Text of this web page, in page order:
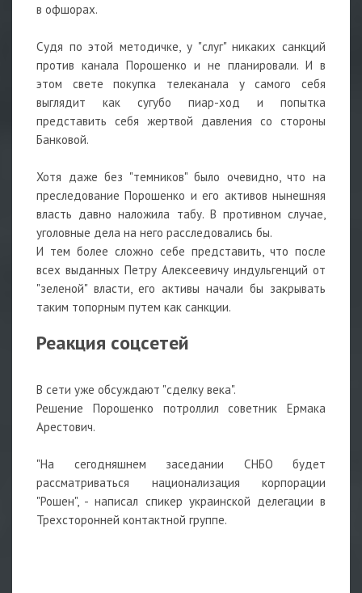
в офшорах.
Судя по этой методичке, у "слуг" никаких санкций
против канала Порошенко и не планировали. И в
этом свете покупка телеканала у самого себя
выглядит как сугубо пиар-ход и попытка
представить себя жертвой давления со стороны
Банковой.
Хотя даже без "темников" было очевидно, что на
преследование Порошенко и его активов нынешняя
власть давно наложила табу. В противном случае,
уголовные дела на него расследовались бы.
И тем более сложно себе представить, что после
всех выданных Петру Алексеевичу индульгенций от
"зеленой" власти, его активы начали бы закрывать
таким топорным путем как санкции.
Реакция соцсетей
В сети уже обсуждают "сделку века".
Решение Порошенко потроллил советник Ермака
Арестович.
"На сегодняшнем заседании СНБО будет
рассматриваться национализация корпорации
"Рошен", - написал спикер украинской делегации в
Трехсторонней контактной группе.